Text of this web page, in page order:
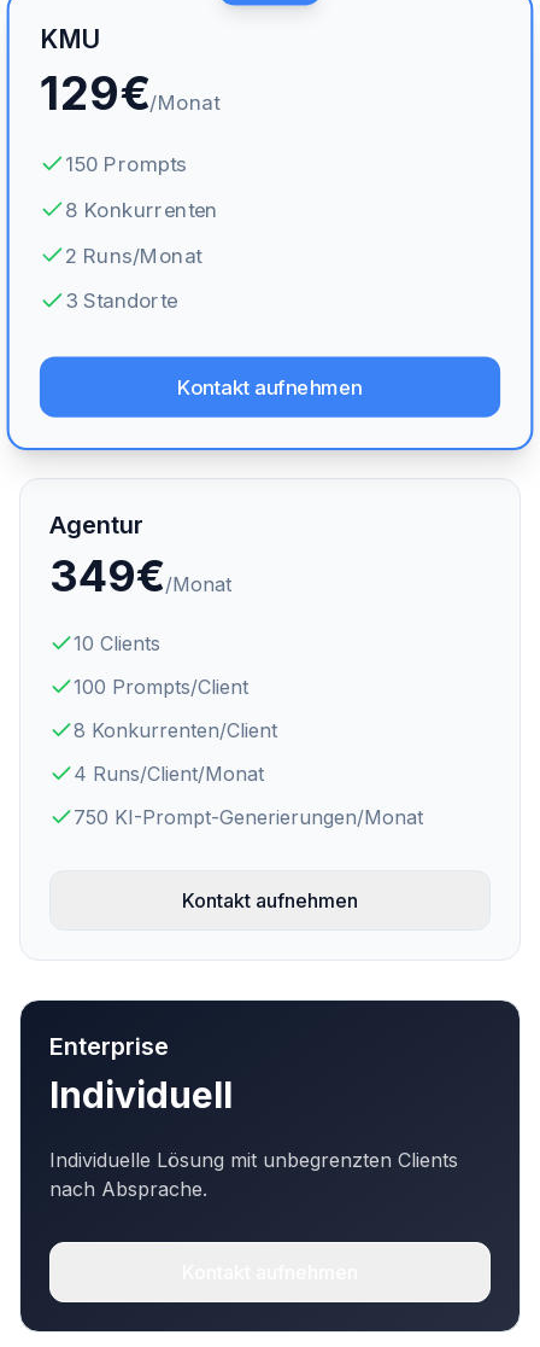
KMU
129€/Monat
150 Prompts
8 Konkurrenten
2 Runs/Monat
3 Standorte
Kontakt aufnehmen
Agentur
349€/Monat
10 Clients
100 Prompts/Client
8 Konkurrenten/Client
4 Runs/Client/Monat
750 KI-Prompt-Generierungen/Monat
Kontakt aufnehmen
Enterprise
Individuell
Individuelle Lösung mit unbegrenzten Clients
nach Absprache.